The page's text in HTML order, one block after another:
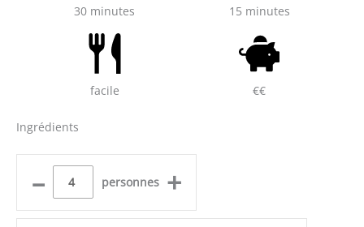
30 minutes 15 minutes
facile €€
Ingrédients
– personnes +